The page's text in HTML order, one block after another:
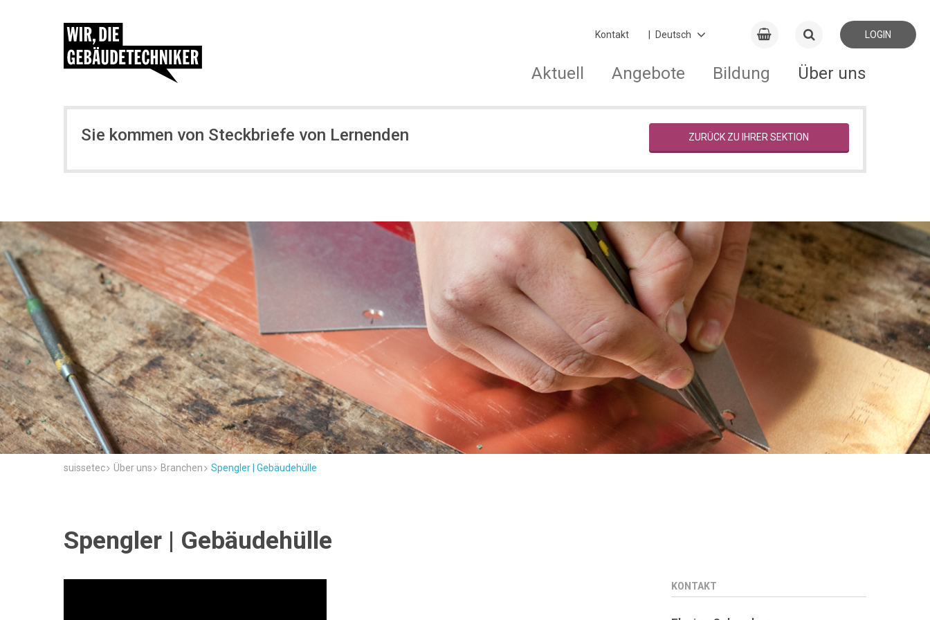
Kontakt LOGIN
Aktuell Angebote Bildung Über uns
Sie kommen von Steckbriefe von Lernenden ZURÜCK ZU IHRER SEKTION
suissetec Über uns Branchen Spengler | Gebäudehülle
Spengler | Gebäudehülle
KONTAKT